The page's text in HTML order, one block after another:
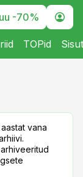
-70%
TOPid
vana